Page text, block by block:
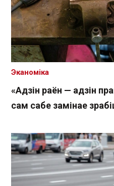
«Адзін раён — адзін
сам сабе замінае
Эканоміка